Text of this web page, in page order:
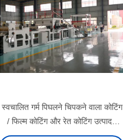
स्वचालित गर्म पिघलने चिपकने वाला कोटिंग
/ फिल्म कोटिंग और रेत कोटिंग उत्पादन
लाइन अनुकूलन योग्य